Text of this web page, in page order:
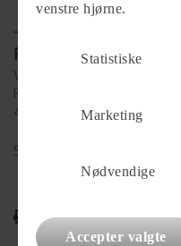
Forhandler
Vestsjællands Campingcenter
Falkevej 9
4250 Fuglebjerg
Se alle
Udskriv
venstre hjørne.
Statistiske
Marketing
Nødvendige
Accepter valgte